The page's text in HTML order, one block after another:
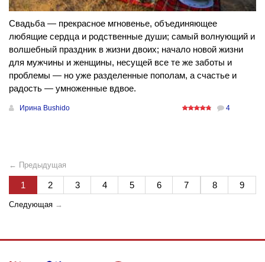
Свадьба — прекрасное мгновенье, объединяющее
любящие сердца и родственные души; самый волнующий и
волшебный праздник в жизни двоих; начало новой жизни
для мужчины и женщины, несущей все те же заботы и
проблемы — но уже разделенные пополам, а счастье и
радость — умноженные вдвое.
Ирина Bushido 4
← Предыдущая
1 2 3 4 5 6 7 8 9
Следующая →